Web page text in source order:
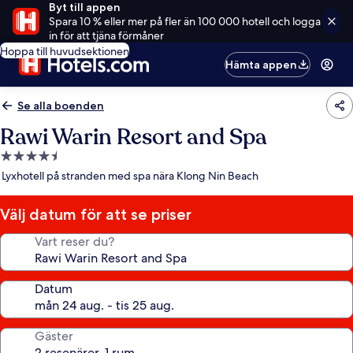
Byt till appen
Spara 10 % eller mer på fler än 100 000 hotell och logga
in för att tjäna förmåner
Hoppa till huvudsektionen
Hämta appen
Se alla boenden
Rawi Warin Resort and Spa
4.5-
stjärnigt
Lyxhotell på stranden med spa nära Klong Nin Beach
Välj datum för att se priser
Vart reser du?
Datum
Gäster